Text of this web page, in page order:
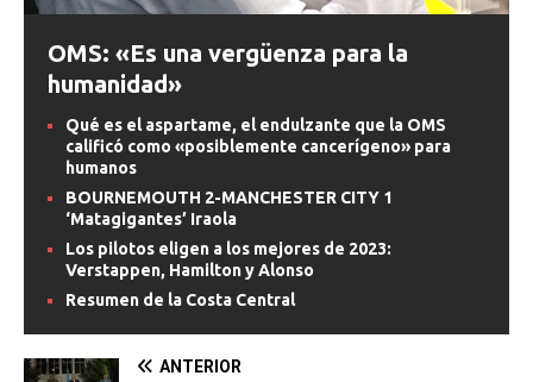
OMS: «Es una vergüenza para la
humanidad»
Qué es el aspartame, el endulzante que la OMS
calificó como «posiblemente cancerígeno» para
humanos
BOURNEMOUTH 2-MANCHESTER CITY 1
‘Matagigantes’ Iraola
Los pilotos eligen a los mejores de 2023:
Verstappen, Hamilton y Alonso
Resumen de la Costa Central
ANTERIOR